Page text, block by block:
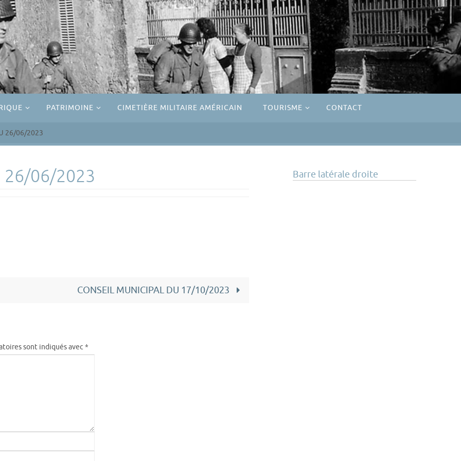
PATRIMOINE CIMETIÈRE MILITAIRE AMÉRICAIN TOURISME CONTACT
26/06/2023
26/06/2023
CONSEIL MUNICIPAL DU 17/10/2023
sont indiqués avec *
Barre latérale droite